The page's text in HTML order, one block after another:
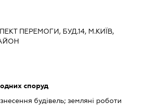
ПЕРЕМОГИ, БУД.14, М.КИЇВ,
споруд
будівель; земляні роботи